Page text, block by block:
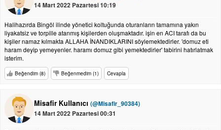
14 Mart 2022 Pazartesi 10:19
Halihazırda Bingöl ilinde yönetici koltuğunda oturanların tamamına yakın
liyakatsiz ve torpille atanmış kişilerden oluşmaktadır. işin en ACI tarafı da bu
kişiler namaz kılmakta ALLAHA İNANDIKLARINI söylemektedirler. 'domuz eti
haram deyip yemeyenler. haramı domuz gibi yemektedirler' tabirini hatırlatmak
isterim.
Beğendim (8) Beğenmedim (1) Cevapla
Misafir Kullanıcı (@Misafir_90384)
14 Mart 2022 Pazartesi 00:31